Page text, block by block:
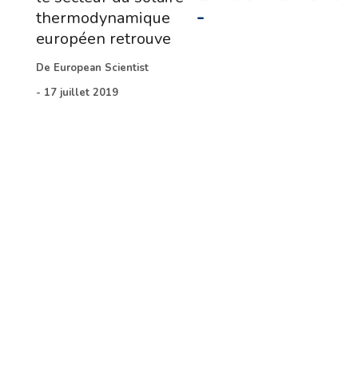
-
thermodynamique
européen retrouve
De European Scientist
- 17 juillet 2019